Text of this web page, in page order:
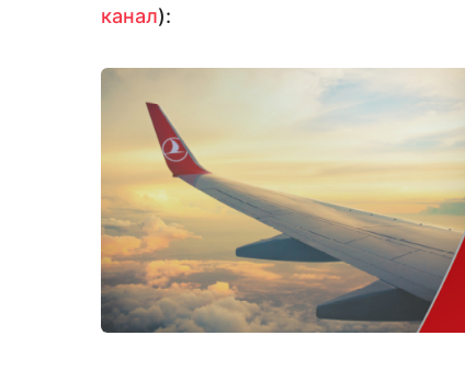
канал):